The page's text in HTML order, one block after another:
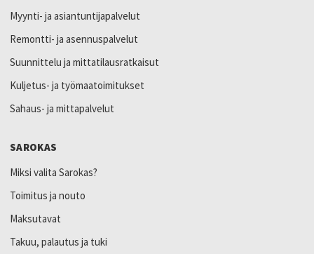
Myynti- ja asiantuntijapalvelut
Remontti- ja asennuspalvelut
Suunnittelu ja mittatilausratkaisut
Kuljetus- ja työmaatoimitukset
Sahaus- ja mittapalvelut
SAROKAS
Miksi valita Sarokas?
Toimitus ja nouto
Maksutavat
Takuu, palautus ja tuki